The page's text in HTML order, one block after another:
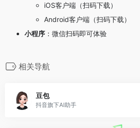
iOS客户端（扫码下载）
Android客户端（扫码下载）
​小程序​ ​：微信扫码即可体验
相关导航
豆包
抖音旗下AI助手